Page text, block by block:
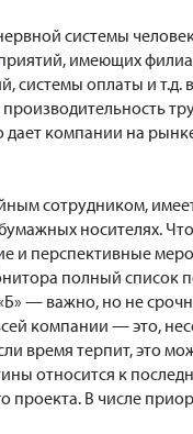
системы
имеющих
системы оплаты и
компании на
сотрудником,
носителях.
и перспективные
полный список
— важно, но не
компании — это,
время терпит, это
относится к
В числе